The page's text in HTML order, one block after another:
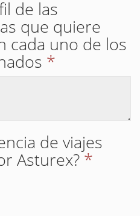
de las
que quiere
cada uno de los
*
de viajes
Asturex? *